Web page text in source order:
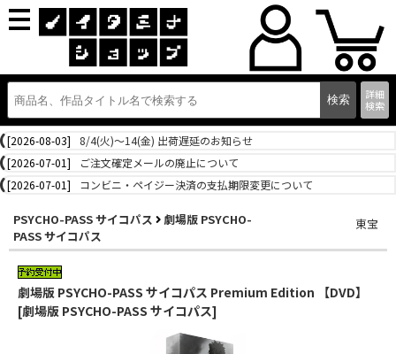
詳細
検索
[2026-08-03]
8/4(火)～14(金) 出荷遅延のお知らせ
[2026-07-01]
ご注文確定メールの廃止について
[2026-07-01]
コンビニ・ペイジー決済の支払期限変更について
PSYCHO-PASS サイコパス
劇場版 PSYCHO-
PASS サイコパス
東宝
劇場版 PSYCHO-PASS サイコパス Premium Edition 【DVD】
[劇場版 PSYCHO-PASS サイコパス]